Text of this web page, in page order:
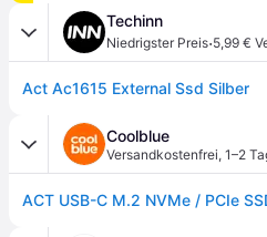
Techinn
Niedrigster Preis·5,99 €
Act Ac1615 External Ssd Silber
Coolblue
Versandkostenfrei, 1–2
ACT USB-C M.2 NVMe / PCIe